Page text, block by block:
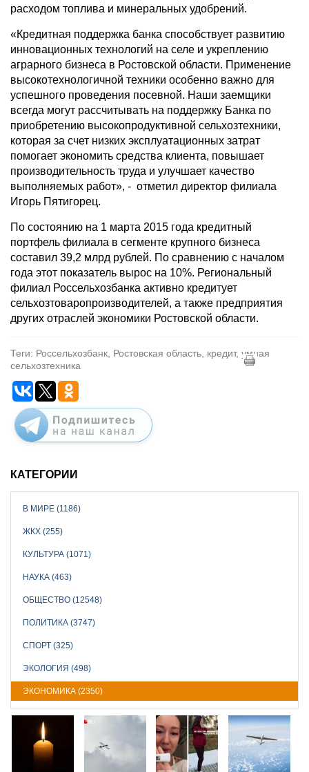
расходом топлива и минеральных удобрений.
«Кредитная поддержка банка способствует развитию
инновационных технологий на селе и укреплению
аграрного бизнеса в Ростовской области. Применение
высокотехнологичной техники особенно важно для
успешного проведения посевной. Наши заемщики
всегда могут рассчитывать на поддержку Банка по
приобретению высокопродуктивной сельхозтехники,
которая за счет низких эксплуатационных затрат
помогает экономить средства клиента, повышает
производительность труда и улучшает качество
выполняемых работ», - отметил директор филиала
Игорь Пятигорец.
По состоянию на 1 марта 2015 года кредитный
портфель филиала в сегменте крупного бизнеса
составил 39,2 млрд рублей. По сравнению с началом
года этот показатель вырос на 10%. Региональный
филиал Россельхозбанка активно кредитует
сельхозтоваропроизводителей, а также предприятия
других отраслей экономики Ростовской области.
Теги: Россельхозбанк, Ростовская область, кредит, умная
сельхозтехника
КАТЕГОРИИ
В МИРЕ (1186)
ЖКХ (255)
КУЛЬТУРА (1071)
НАУКА (463)
ОБЩЕСТВО (12548)
ПОЛИТИКА (3747)
СПОРТ (325)
ЭКОЛОГИЯ (498)
ЭКОНОМИКА (2350)